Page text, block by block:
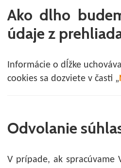
Ako dlho
údaje z
Informácie o dĺžke
cookies sa dozviete v časti „
Odvolanie
V prípade, ak spracúvame